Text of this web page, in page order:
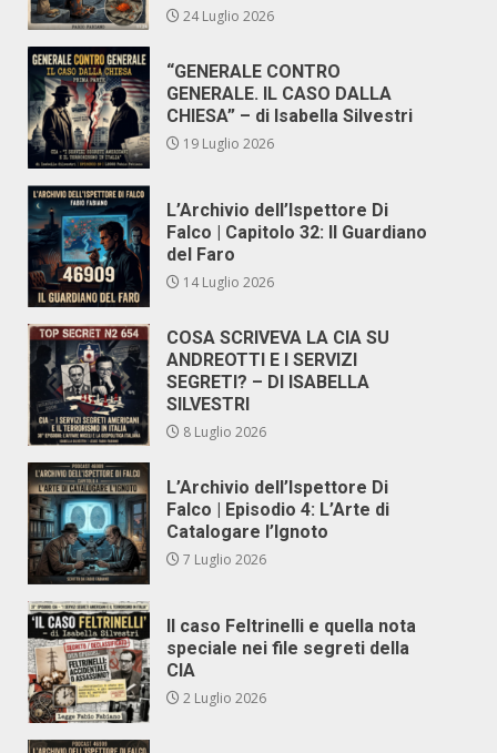
24 Luglio 2026
“GENERALE CONTRO
GENERALE. IL CASO DALLA
CHIESA” – di Isabella Silvestri
19 Luglio 2026
L’Archivio dell’Ispettore Di
Falco | Capitolo 32: Il Guardiano
del Faro
14 Luglio 2026
COSA SCRIVEVA LA CIA SU
ANDREOTTI E I SERVIZI
SEGRETI? – DI ISABELLA
SILVESTRI
8 Luglio 2026
L’Archivio dell’Ispettore Di
Falco | Episodio 4: L’Arte di
Catalogare l’Ignoto
7 Luglio 2026
Il caso Feltrinelli e quella nota
speciale nei file segreti della
CIA
2 Luglio 2026